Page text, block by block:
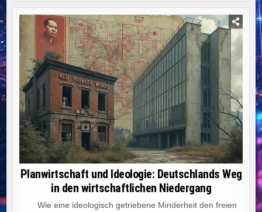
Planwirtschaft und Ideologie: Deutschlands Weg
in den wirtschaftlichen Niedergang
Wie eine ideologisch getriebene Minderheit den freien